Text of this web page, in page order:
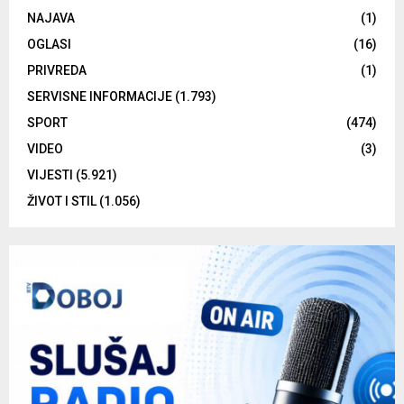
NAJAVA
(1)
OGLASI
(16)
PRIVREDA
(1)
SERVISNE INFORMACIJE (1.793)
SPORT
(474)
VIDEO
(3)
VIJESTI (5.921)
ŽIVOT I STIL(1.056)